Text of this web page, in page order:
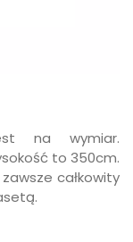
na wymiar.
to 350cm.
całkowity